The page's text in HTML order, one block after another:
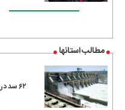
مطالب استانها
۶۲ سد در کشور توسط قرارگاه خاتم احداث شده است